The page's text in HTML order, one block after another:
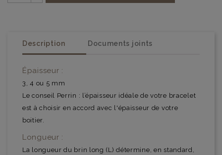
Description Documents joints
Épaisseur :
3, 4 ou 5 mm
Le conseil Perrin : l’épaisseur idéale de votre bracelet
est à choisir en accord avec l'épaisseur de votre
boitier.
Longueur :
La longueur du brin long (L) détermine, en standard,